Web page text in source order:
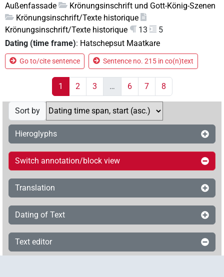
Außenfassade
Krönungsinschrift und Gott-König-Szenen
Krönungsinschrift/Texte historique
Krönungsinschrift/Texte historique
13
5
Dating (time frame): Hatschepsut Maatkare
Go to/cite sentence Sentence no. 215 in co(n)text
1 2 3 … 6 7 8
Sort by
Hieroglyphs
Switch annotation/block view
Translation
Dating of Text
Text editor